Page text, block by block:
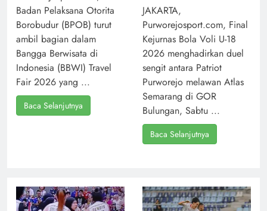
Badan Pelaksana Otorita
Borobudur (BPOB) turut
ambil bagian dalam
Bangga Berwisata di
Indonesia (BBWI) Travel
Fair 2026 yang ...
Baca Selanjutnya
JAKARTA,
Purworejosport.com, Final
Kejurnas Bola Voli U-18
2026 menghadirkan duel
sengit antara Patriot
Purworejo melawan Atlas
Semarang di GOR
Bulungan, Sabtu ...
Baca Selanjutnya